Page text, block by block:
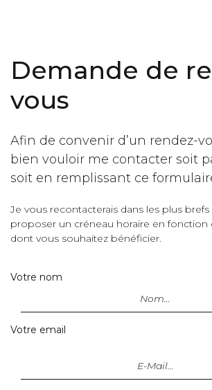
Demande de
vous
Afin de convenir d’un rendez-
bien vouloir me contacter soit
soit en remplissant ce
Je vous recontacterais dans les plus
proposer un créneau horaire en fonction
dont vous souhaitez bénéficier.
Votre nom
Votre email